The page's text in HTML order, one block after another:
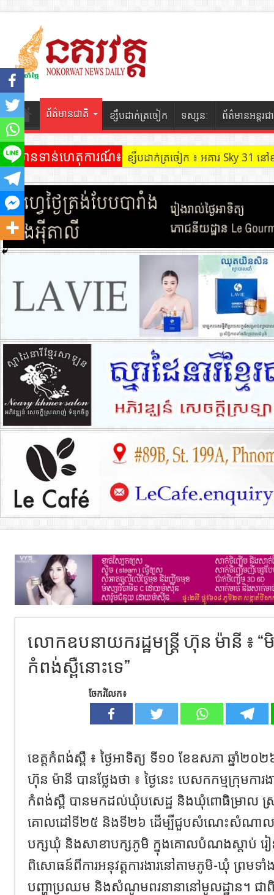
ព័ត៌មានជាតិ ខ្សឹបដាក់ត្រចៀក ទស្សនៈ ព័ត៌មានអន្តរជ
ព័ត៌មានទាន់ហេតុការណ៍៖ ខ្សឹបដាក់ត្រចៀក ៖ អគារ Sky 31
លោកឧបនាយករដ្ឋមន្ត្រី ហ៊ុន ម៉ានី ៖
កំពង់ស្ពឺនោះទេ”
ចែករំលែក៖
ខេត្តកំពង់ស្ពឺ ៖ ថ្ងៃអាទិត្យ ទី១០ ខែឧសភា ឆ្នាំ២០
ហ៊ុន ម៉ានី បានថ្លែងថា ៖ ថ្ងៃនេះ បេសកកម្មក្រុមការ
កំពង់ស្ពឺ បានមកដល់ឃុំបសេដ្ឋ និងឃុំពោធិម្រាល ស្
គោលដៅទី២៥ និងទី២៦ ដើម្បីជួបសំណេះសំណាលជ
បក្សឃុំ និងសាខាបក្សភូមិ ក្នុងគោលបំណងស្តាប់
ពិសោធន៍ពីការអនុវត្តការងារនៅតាមភូមិ-ឃុំ ព្រម
បញ្ហាប្រឈម និងសំណូមពរនានានៅមូលដ្ឋាន។ ជា